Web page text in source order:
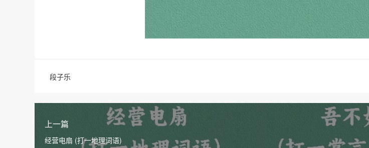
段子乐
上一篇
经营电扇 (打一地理词语)